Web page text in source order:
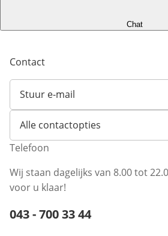
Chat
Contact
Stuur e-mail
Opent e-mailclient
Alle contactopties
Telefoon
Wij staan dagelijks van 8.00 tot
voor u klaar!
Telefoonnummer:
043 - 700 33 44